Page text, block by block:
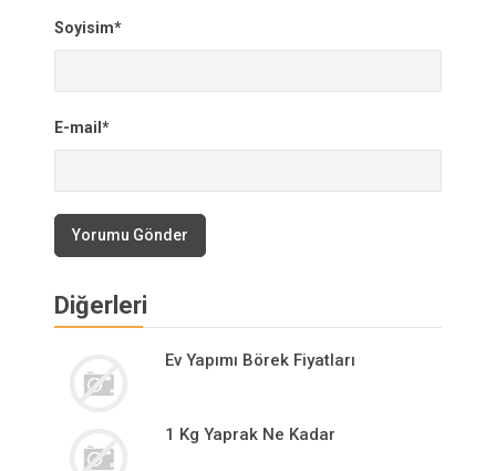
Soyisim*
E-mail*
Yorumu Gönder
Diğerleri
Ev Yapımı Börek Fiyatları
1 Kg Yaprak Ne Kadar